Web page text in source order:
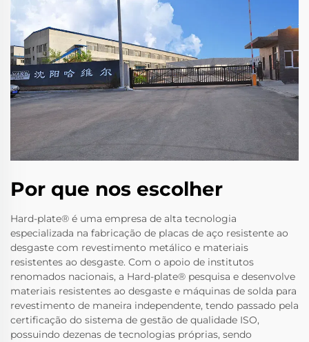
Por que nos escolher
Hard-plate® é uma empresa de alta tecnologia
especializada na fabricação de placas de aço resistente ao
desgaste com revestimento metálico e materiais
resistentes ao desgaste. Com o apoio de institutos
renomados nacionais, a Hard-plate® pesquisa e desenvolve
materiais resistentes ao desgaste e máquinas de solda para
revestimento de maneira independente, tendo passado pela
certificação do sistema de gestão de qualidade ISO,
possuindo dezenas de tecnologias próprias, sendo